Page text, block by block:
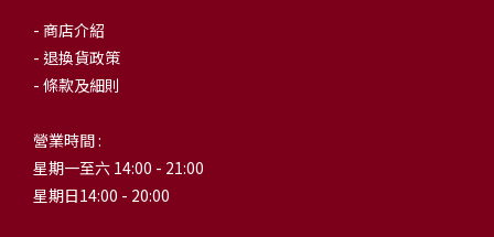
- 商店介紹
- 退換貨政策
- 條款及細則
營業時間 :
星期一至六 14:00 - 21:00
星期日14:00 - 20:00